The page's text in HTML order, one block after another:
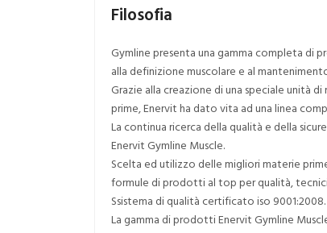
Filosofia
Gymline presenta una gamma completa di
alla definizione muscolare e al
Grazie alla creazione di una speciale unità
prime, Enervit ha dato vita ad una linea
La continua ricerca della qualità e della
Enervit Gymline Muscle.
Scelta ed utilizzo delle migliori materie
formule di prodotti al top per qualità,
Ssistema di qualità certificato iso 9001:2008.
La gamma di prodotti Enervit Gymline